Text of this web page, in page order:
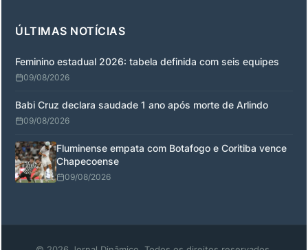
ÚLTIMAS NOTÍCIAS
Feminino estadual 2026: tabela definida com seis equipes
09/08/2026
Babi Cruz declara saudade 1 ano após morte de Arlindo
09/08/2026
Fluminense empata com Botafogo e Coritiba vence
Chapecoense
09/08/2026